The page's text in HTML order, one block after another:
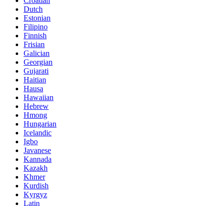
Dutch
Estonian
Filipino
Finnish
Frisian
Galician
Georgian
Gujarati
Haitian
Hausa
Hawaiian
Hebrew
Hmong
Hungarian
Icelandic
Igbo
Javanese
Kannada
Kazakh
Khmer
Kurdish
Kyrgyz
Latin